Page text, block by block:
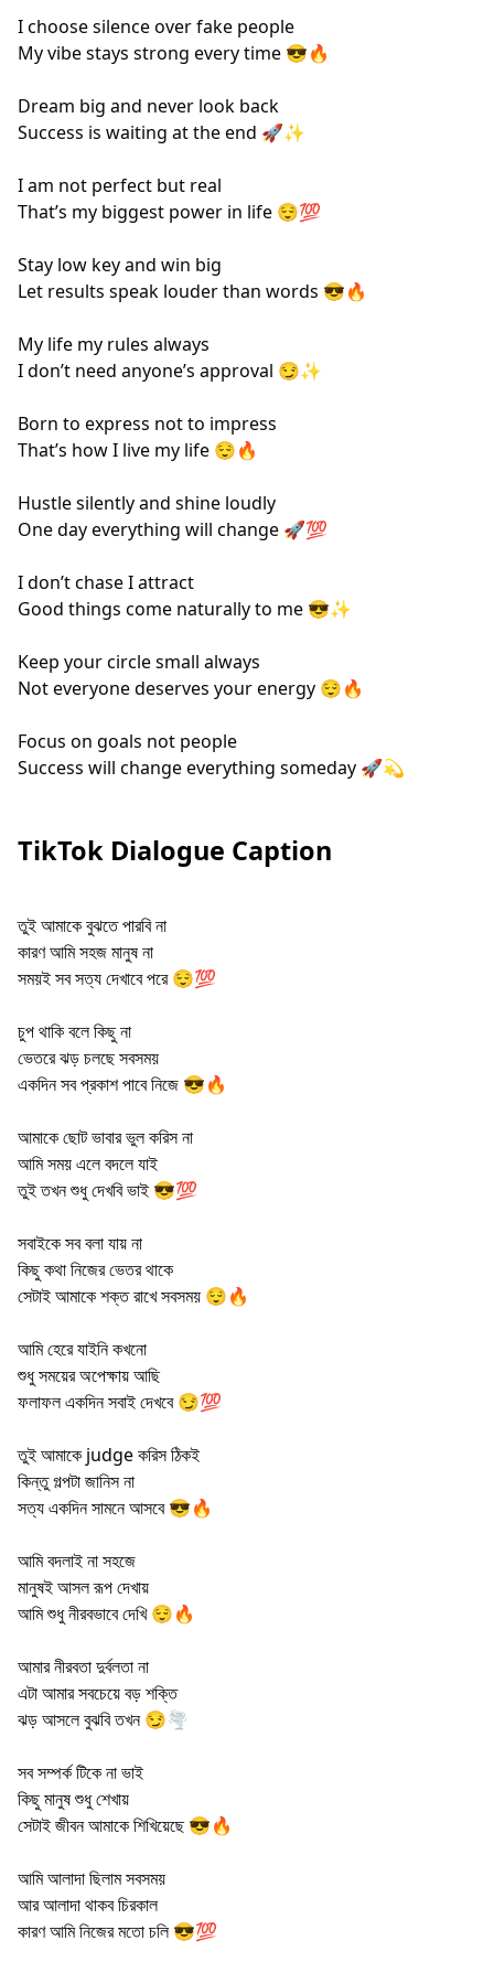
I choose silence over fake people
My vibe stays strong every time 😎🔥
Dream big and never look back
Success is waiting at the end 🚀✨
I am not perfect but real
That’s my biggest power in life 😌💯
Stay low key and win big
Let results speak louder than words 😎🔥
My life my rules always
I don’t need anyone’s approval 😏✨
Born to express not to impress
That’s how I live my life 😌🔥
Hustle silently and shine loudly
One day everything will change 🚀💯
I don’t chase I attract
Good things come naturally to me 😎✨
Keep your circle small always
Not everyone deserves your energy 😌🔥
Focus on goals not people
Success will change everything someday 🚀💫
TikTok Dialogue Caption
তুই আমাকে বুঝতে পারবি না
কারণ আমি সহজ মানুষ না
সময়ই সব সত্য দেখাবে পরে 😌💯
চুপ থাকি বলে কিছু না
ভেতরে ঝড় চলছে সবসময়
একদিন সব প্রকাশ পাবে নিজে 😎🔥
আমাকে ছোট ভাবার ভুল করিস না
আমি সময় এলে বদলে যাই
তুই তখন শুধু দেখবি ভাই 😎💯
সবাইকে সব বলা যায় না
কিছু কথা নিজের ভেতর থাকে
সেটাই আমাকে শক্ত রাখে সবসময় 😌🔥
আমি হেরে যাইনি কখনো
শুধু সময়ের অপেক্ষায় আছি
ফলাফল একদিন সবাই দেখবে 😏💯
তুই আমাকে judge করিস ঠিকই
কিন্তু গল্পটা জানিস না
সত্য একদিন সামনে আসবে 😎🔥
আমি বদলাই না সহজে
মানুষই আসল রূপ দেখায়
আমি শুধু নীরবভাবে দেখি 😌🔥
আমার নীরবতা দুর্বলতা না
এটা আমার সবচেয়ে বড় শক্তি
ঝড় আসলে বুঝবি তখন 😏🌪️
সব সম্পর্ক টিকে না ভাই
কিছু মানুষ শুধু শেখায়
সেটাই জীবন আমাকে শিখিয়েছে 😎🔥
আমি আলাদা ছিলাম সবসময়
আর আলাদা থাকব চিরকাল
কারণ আমি নিজের মতো চলি 😎💯